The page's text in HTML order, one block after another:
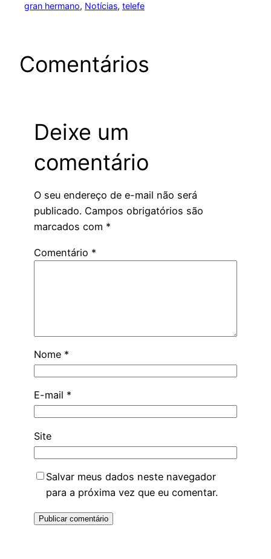
gran hermano, Notícias, telefe
Comentários
Deixe um
comentário
O seu endereço de e-mail não será
publicado. Campos obrigatórios são
marcados com *
Comentário *
Nome *
E-mail *
Site
Salvar meus dados neste navegador
para a próxima vez que eu comentar.